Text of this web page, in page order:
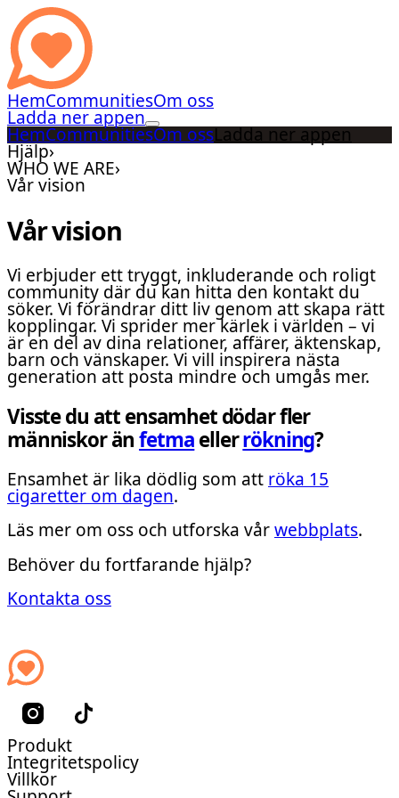
HemCommunitiesOm oss
Ladda ner appen
HemCommunitiesOm ossLadda ner appen
Hjälp›
WHO WE ARE›
Vår vision
Vår vision
Vi erbjuder ett tryggt, inkluderande och roligt
community där du kan hitta den kontakt du
söker. Vi förändrar ditt liv genom att skapa rätt
kopplingar. Vi sprider mer kärlek i världen – vi
är en del av dina relationer, affärer, äktenskap,
barn och vänskaper. Vi vill inspirera nästa
generation att posta mindre och umgås mer.
Visste du att ensamhet dödar fler
människor änfetmaellerrökning?
Ensamhet är lika dödlig som att röka 15
cigaretter om dagen.
Läs mer om oss och utforska vårwebbplats.
Behöver du fortfarande hjälp?
Kontakta oss
Produkt
Integritetspolicy
Villkor